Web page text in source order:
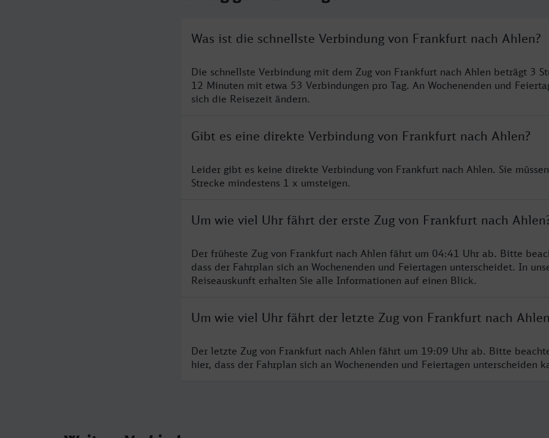
Was ist die schnellste Verbindung von Frankfurt nach Ahlen?
Die schnellste Verbindung mit dem Zug von Frankfurt nach Ahlen beträgt 3
12 Minuten mit etwa 53 Verbindungen pro Tag. An Wochenenden und
sich die Reisezeit ändern.
Gibt es eine direkte Verbindung von Frankfurt nach Ahlen?
Leider gibt es keine direkte Verbindung von Frankfurt nach Ahlen. Sie
Strecke mindestens 1 x umsteigen.
Um wie viel Uhr fährt der erste Zug von Frankfurt nach
Der früheste Zug von Frankfurt nach Ahlen fährt um 04:41 Uhr ab. Bitte
dass der Fahrplan sich an Wochenenden und Feiertagen unterscheidet. In
Reiseauskunft erhalten Sie alle Informationen auf einen Blick.
Um wie viel Uhr fährt der letzte Zug von Frankfurt nach
Der letzte Zug von Frankfurt nach Ahlen fährt um 19:09 Uhr ab. Bitte
hier, dass der Fahrplan sich an Wochenenden und Feiertagen unterscheiden